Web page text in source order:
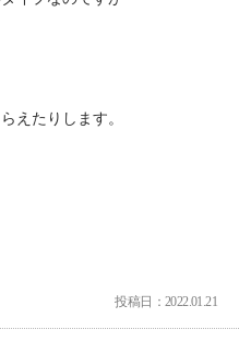
えたりします。
投稿日：2022.01.21